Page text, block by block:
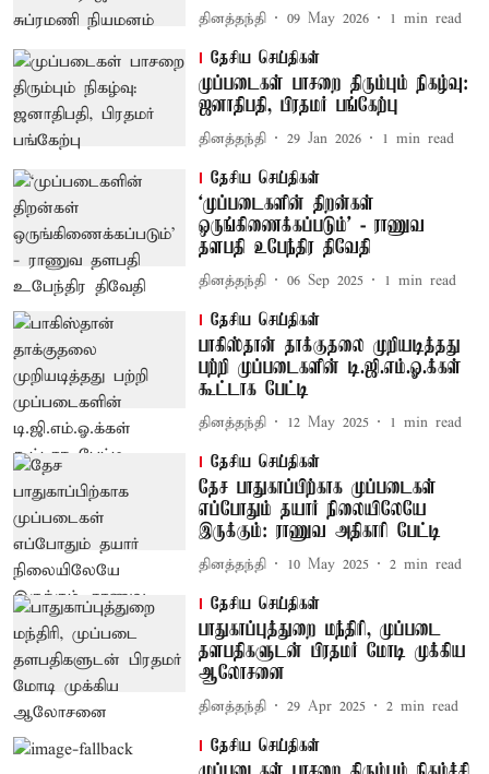
தினத்தந்தி 09 May 2026 1 min read
தேசிய செய்திகள்
முப்படைகள் பாசறை திரும்பும் நிகழ்வு:
ஜனாதிபதி, பிரதமர் பங்கேற்பு
தினத்தந்தி 29 Jan 2026 1 min read
தேசிய செய்திகள்
‘முப்படைகளின் திறன்கள்
ஒருங்கிணைக்கப்படும்’ - ராணுவ
தளபதி உபேந்திர திவேதி
தினத்தந்தி 06 Sep 2025 1 min read
தேசிய செய்திகள்
பாகிஸ்தான் தாக்குதலை முறியடித்தது
பற்றி முப்படைகளின் டி.ஜி.எம்.ஓ.க்கள்
கூட்டாக பேட்டி
தினத்தந்தி 12 May 2025 1 min read
தேசிய செய்திகள்
தேச பாதுகாப்பிற்காக முப்படைகள்
எப்போதும் தயார் நிலையிலேயே
இருக்கும்: ராணுவ அதிகாரி பேட்டி
தினத்தந்தி 10 May 2025 2 min read
தேசிய செய்திகள்
பாதுகாப்புத்துறை மந்திரி, முப்படை
தளபதிகளுடன் பிரதமர் மோடி முக்கிய
ஆலோசனை
தினத்தந்தி 29 Apr 2025 2 min read
தேசிய செய்திகள்